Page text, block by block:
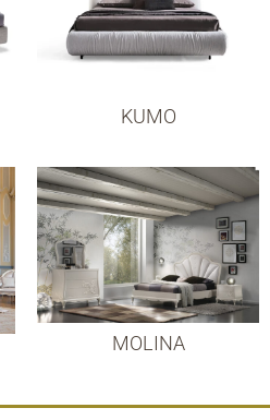
KUMO
MOLINA